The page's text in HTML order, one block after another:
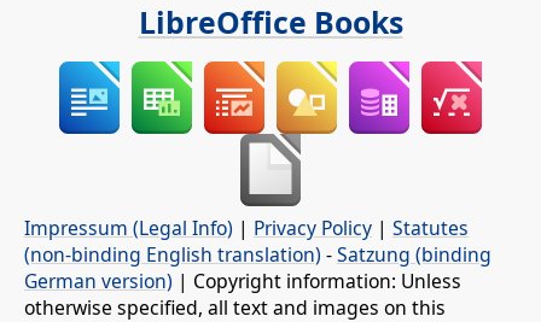
LibreOffice Books
Impressum (Legal Info) | Privacy Policy | Statutes
(non-binding English translation) -Satzung (binding
German version) | Copyright information: Unless
otherwise specified, all text and images on this